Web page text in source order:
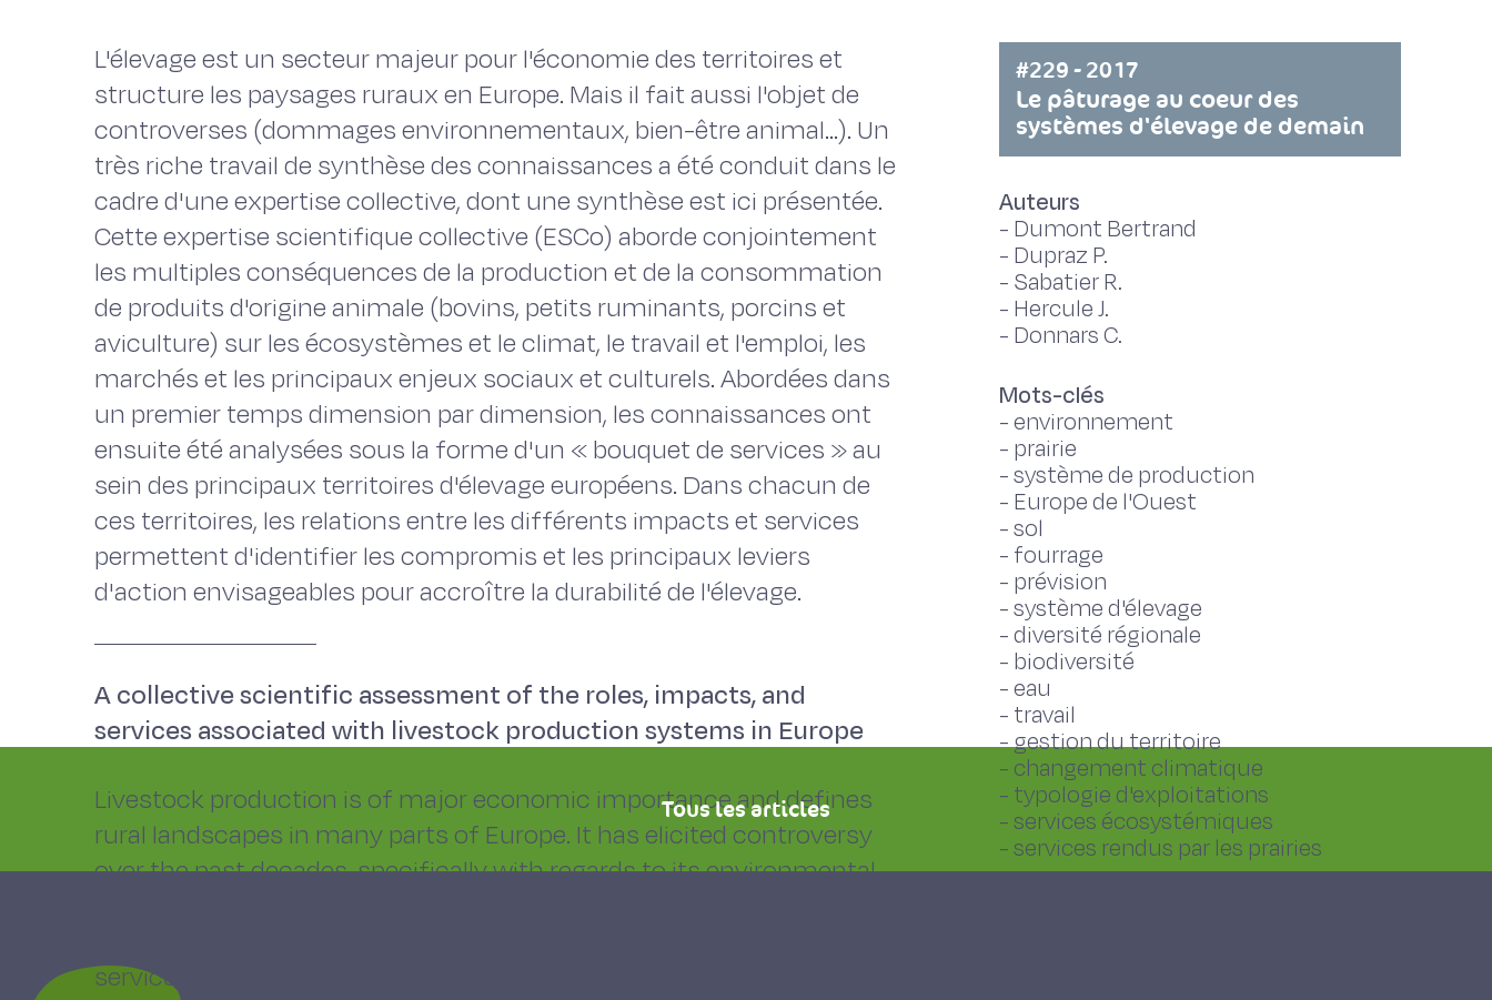
L'élevage est un secteur majeur pour l'économie des territoires et
structure les paysages ruraux en Europe. Mais il fait aussi l'objet de
controverses (dommages environnementaux, bien-être animal...). Un
très riche travail de synthèse des connaissances a été conduit dans le
cadre d'une expertise collective, dont une synthèse est ici présentée.
Cette expertise scientifique collective (ESCo) aborde conjointement
les multiples conséquences de la production et de la consommation
de produits d'origine animale (bovins, petits ruminants, porcins et
aviculture) sur les écosystèmes et le climat, le travail et l'emploi, les
marchés et les principaux enjeux sociaux et culturels. Abordées dans
un premier temps dimension par dimension, les connaissances ont
ensuite été analysées sous la forme d'un « bouquet de services » au
sein des principaux territoires d'élevage européens. Dans chacun de
ces territoires, les relations entre les différents impacts et services
permettent d'identifier les compromis et les principaux leviers
d'action envisageables pour accroître la durabilité de l'élevage.
A collective scientific assessment of the roles, impacts, and
services associated with livestock production systems in Europe
Livestock production is of major economic importance and defines
rural landscapes in many parts of Europe. It has elicited controversy
over the past decades, specifically with regards to its environmental
services -whether environmental, economic, or social- associated
#229 - 2017
Le pâturage au coeur des
systèmes d'élevage de demain
Auteurs
- Dumont Bertrand
- Dupraz P.
- Sabatier R.
- Hercule J.
- Donnars C.
Mots-clés
-environnement
- prairie
-système de production
- Europe de l'Ouest
-sol
- fourrage
- prévision
-système d'élevage
-diversité régionale
- biodiversité
-eau
- travail
-gestion du territoire
- changement climatique
- typologie d'exploitations
-services écosystémiques
-services rendus par les prairies
Tous les articles